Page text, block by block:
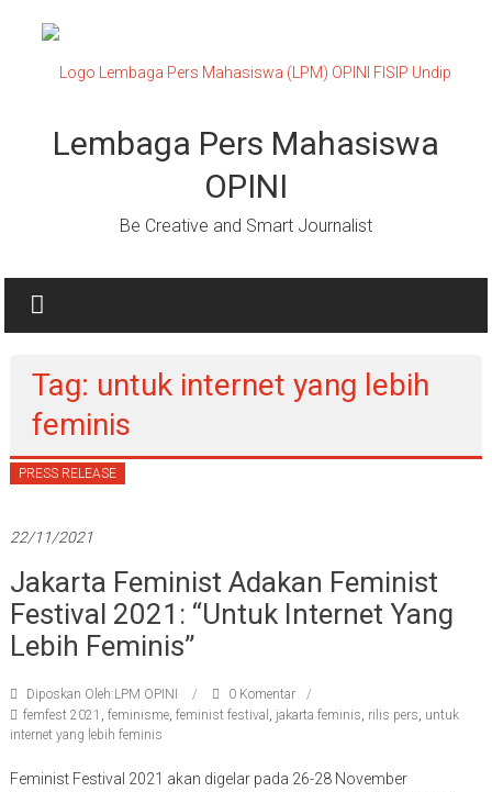
Lembaga Pers Mahasiswa
OPINI
Be Creative and Smart Journalist
Tag: untuk internet yang lebih
feminis
PRESS RELEASE
22/11/2021
Jakarta Feminist Adakan Feminist
Festival 2021: “Untuk Internet Yang
Lebih Feminis”
Diposkan Oleh:LPM OPINI
0 Komentar
femfest 2021 , feminisme, feminist festival , jakarta feminis, rilis pers, untuk
internet yang lebih feminis
Feminist Festival 2021 akan digelar pada 26-28 November